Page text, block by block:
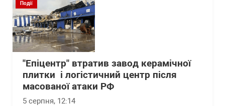
Події
"Епіцентр" втратив завод керамічної
плитки і логістичний центр після
масованої атаки РФ
5 серпня, 12:14